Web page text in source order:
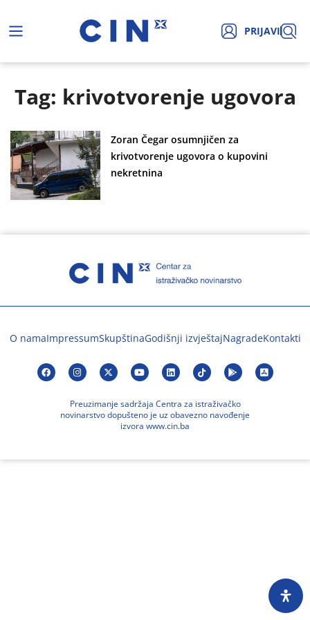
PRIJAVI
Tag: krivotvorenje ugovora
Zoran Čegar osumnjičen za
krivotvorenje ugovora o kupovini
nekretnina
O namaImpressumSkupštinaGodišnji izvještajNagradeKontakti
Preuzimanje sadržaja Centra za istraživačko
novinarstvo dopušteno je uz obavezno navođenje
izvora www.cin.ba